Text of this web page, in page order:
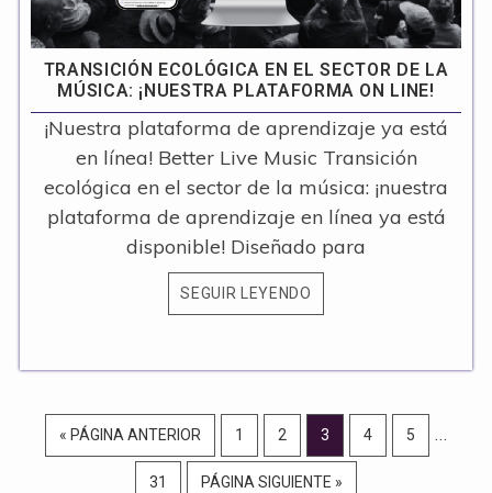
TRANSICIÓN ECOLÓGICA EN EL SECTOR DE LA
MÚSICA: ¡NUESTRA PLATAFORMA ON LINE!
¡Nuestra plataforma de aprendizaje ya está
en línea! Better Live Music Transición
ecológica en el sector de la música: ¡nuestra
plataforma de aprendizaje en línea ya está
disponible! Diseñado para
SEGUIR LEYENDO
« IR
PÁGINA ANTERIOR PÁGINA
1 PÁGINA
2 PÁGINA
3 PÁGINA
4 PÁGINA
5
PÁGINA
31
IR
PÁGINA SIGUIENTE »